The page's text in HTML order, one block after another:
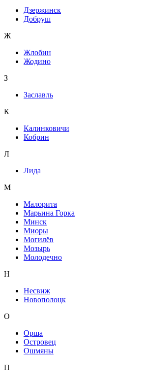
Дзержинск
Добруш
Ж
Жлобин
Жодино
З
Заславль
К
Калинковичи
Кобрин
Л
Лида
М
Малорита
Марьина Горка
Минск
Миоры
Могилёв
Мозырь
Молодечно
Н
Несвиж
Новополоцк
О
Орша
Островец
Ошмяны
П